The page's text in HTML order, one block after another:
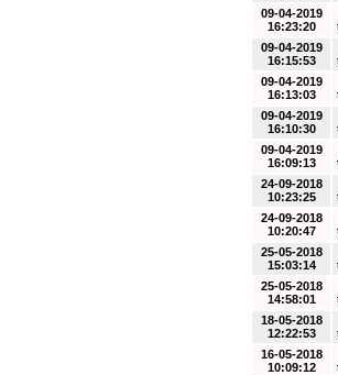
09-04-2019
16:23:20
09-04-2019
16:15:53
09-04-2019
16:13:03
09-04-2019
16:10:30
09-04-2019
16:09:13
24-09-2018
10:23:25
24-09-2018
10:20:47
25-05-2018
15:03:14
25-05-2018
14:58:01
18-05-2018
12:22:53
16-05-2018
10:09:12